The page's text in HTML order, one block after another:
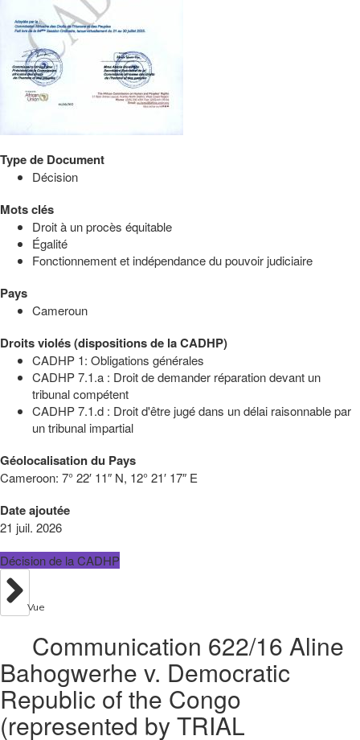
Type de Document
Décision
Mots clés
Droit à un procès équitable
Égalité
Fonctionnement et indépendance du pouvoir judiciaire
Pays
Cameroun
Droits violés (dispositions de la CADHP)
CADHP 1: Obligations générales
CADHP 7.1.a : Droit de demander réparation devant un
tribunal compétent
CADHP 7.1.d : Droit d'être jugé dans un délai raisonnable par
un tribunal impartial
Géolocalisation du Pays
Cameroon: 7° 22′ 11″ N, 12° 21′ 17″ E
Date ajoutée
21 juil. 2026
Décision de la CADHP
Vue
Communication 622/16 Aline
Bahogwerhe v. Democratic
Republic of the Congo
(represented by TRIAL